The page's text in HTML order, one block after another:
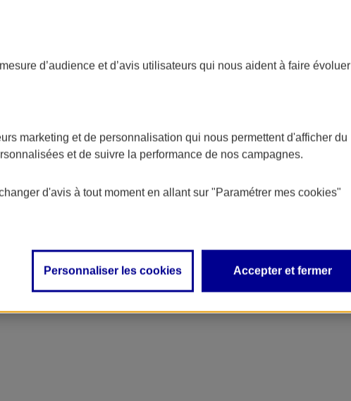
d’audience et d’avis utilisateurs qui nous aident à faire évoluer
marketing et de personnalisation qui nous permettent d'afficher du
et de suivre la performance de nos campagnes.
d'avis à tout moment en allant sur "Paramétrer mes cookies"
Personnaliser les cookies Accepter et fermer